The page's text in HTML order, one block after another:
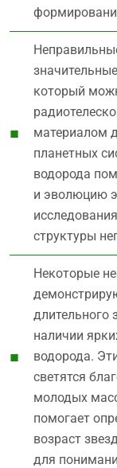
который
материалом
планетных
водорода
и эволюцию
структуры
Некоторые
длительного
наличии
водорода.
светятся
молодых
помогает
возраст
для